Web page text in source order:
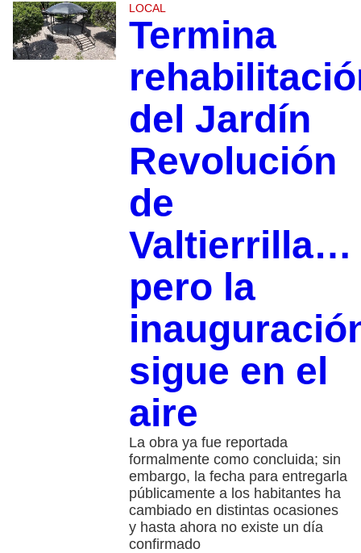
LOCAL
Termina
del Jardín
Revolución
de
Valtierrilla…
pero la
sigue en el
aire
La obra ya fue reportada
formalmente como concluida; sin
embargo, la fecha para entregarla
públicamente a los habitantes ha
cambiado en distintas ocasiones
y hasta ahora no existe un día
confirmado